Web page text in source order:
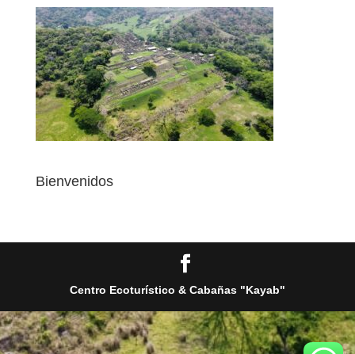
Bienvenidos
Centro Ecoturístico & Cabañas "Kayab"